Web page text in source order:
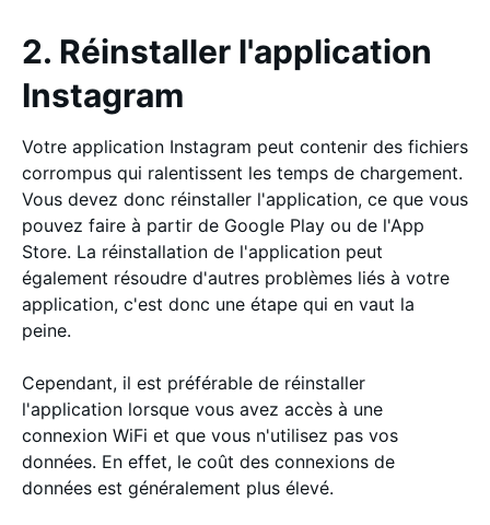
2. Réinstaller l'application
Instagram
Votre application Instagram peut contenir des fichiers
corrompus qui ralentissent les temps de chargement.
Vous devez donc réinstaller l'application, ce que vous
pouvez faire à partir de Google Play ou de l'App
Store. La réinstallation de l'application peut
également résoudre d'autres problèmes liés à votre
application, c'est donc une étape qui en vaut la
peine.
Cependant, il est préférable de réinstaller
l'application lorsque vous avez accès à une
connexion WiFi et que vous n'utilisez pas vos
données. En effet, le coût des connexions de
données est généralement plus élevé.